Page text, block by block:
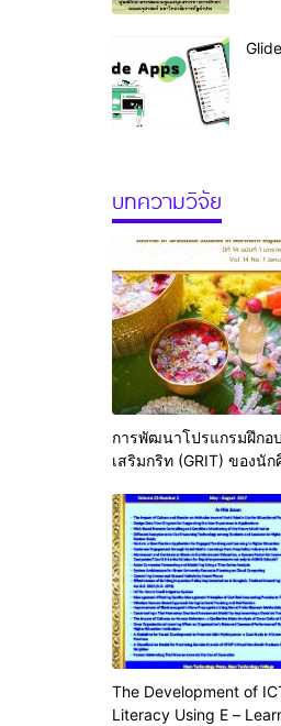
บทความวิจัย
การพัฒนาโปรแกรมฝึกอ
เสริมกริท (GRIT) ของนัก
The Development of
Literacy Using E –